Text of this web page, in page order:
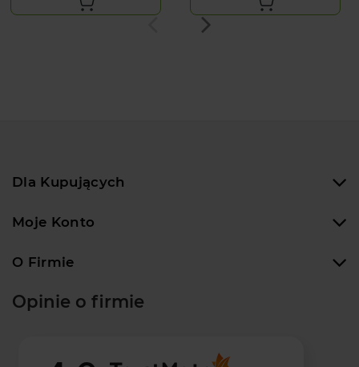
Dla Kupujących
Moje Konto
O Firmie
Opinie o firmie